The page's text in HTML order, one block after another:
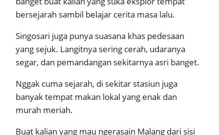
bersejarah sambil belajar cerita masa lalu.
Singosari juga punya suasana khas pedesaan
yang sejuk. Langitnya sering cerah, udaranya
segar, dan pemandangan sekitarnya asri banget.
Nggak cuma sejarah, di sekitar stasiun juga
banyak tempat makan lokal yang enak dan
murah meriah.
Buat kalian yang mau ngerasain Malang dari sisi